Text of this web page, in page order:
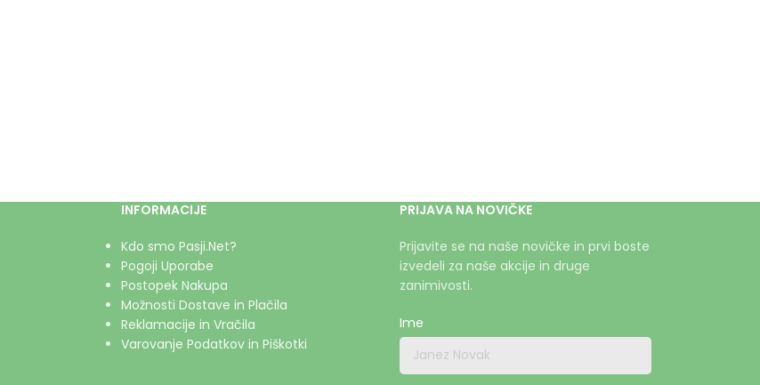
INFORMACIJE
Kdo smo Pasji.Net?
Pogoji Uporabe
Postopek Nakupa
Možnosti Dostave in Plačila
Reklamacije in Vračila
Varovanje Podatkov in Piškotki
PRIJAVA NA NOVIČKE
Prijavite se na naše novičke in prvi boste
izvedeli za naše akcije in druge
zanimivosti.
Ime